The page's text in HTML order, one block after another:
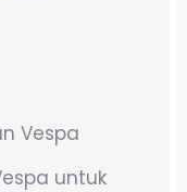
Vespa
untuk